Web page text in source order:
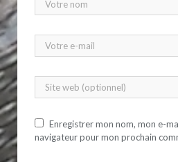
Enregistrer mon nom, mon e-
navigateur pour mon prochain